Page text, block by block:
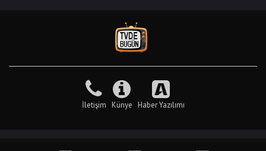
İletişim Künye Haber Yazılımı